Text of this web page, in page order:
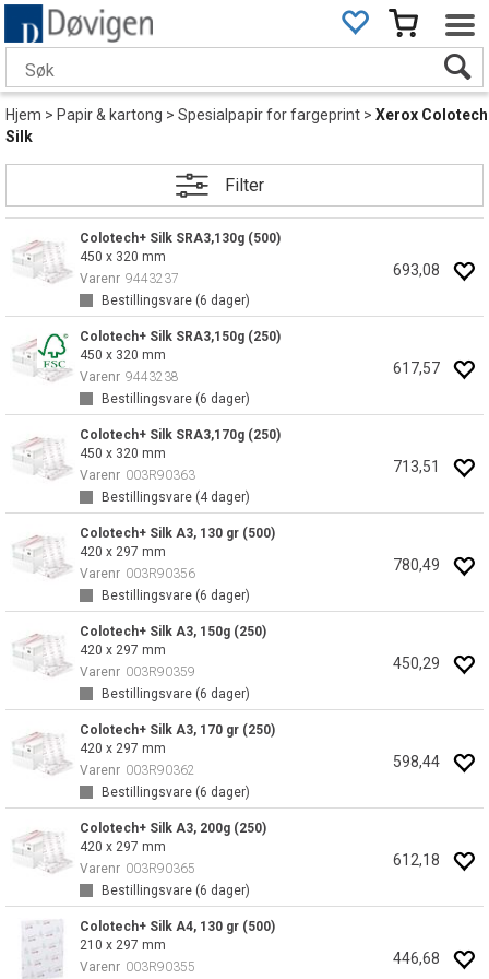
Hjem>Papir & kartong>Spesialpapir for fargeprint>Xerox Colotech
Silk
Filter
Colotech+ Silk SRA3,130g (500)
450 x 320 mm
Varenr 9443237
Bestillingsvare (6 dager)
693,08
Colotech+ Silk SRA3,150g (250)
450 x 320 mm
Varenr 9443238
Bestillingsvare (6 dager)
617,57
Colotech+ Silk SRA3,170g (250)
450 x 320 mm
Varenr 003R90363
Bestillingsvare (4dager)
713,51
Colotech+ Silk A3, 130 gr (500)
420 x 297 mm
Varenr 003R90356
Bestillingsvare (6 dager)
780,49
Colotech+ Silk A3, 150g (250)
420 x 297 mm
Varenr 003R90359
Bestillingsvare (6 dager)
450,29
Colotech+ Silk A3, 170 gr (250)
420 x 297 mm
Varenr 003R90362
Bestillingsvare (6 dager)
598,44
Colotech+ Silk A3, 200g (250)
420 x 297 mm
Varenr 003R90365
Bestillingsvare (6 dager)
612,18
Colotech+ Silk A4, 130 gr (500)
210 x 297 mm
Varenr 003R90355 446,68